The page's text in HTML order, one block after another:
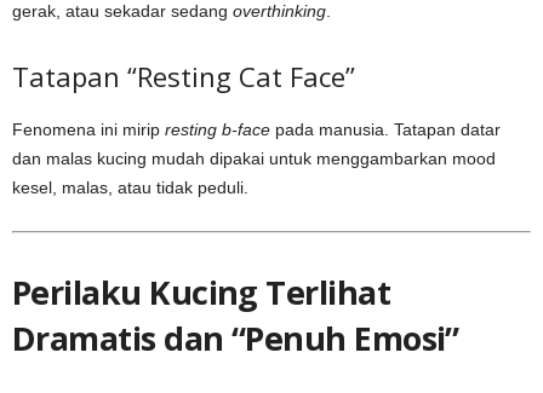
gerak, atau sekadar sedang overthinking.
Tatapan “Resting Cat Face”
Fenomena ini mirip resting b-face pada manusia. Tatapan datar
dan malas kucing mudah dipakai untuk menggambarkan mood
kesel, malas, atau tidak peduli.
Perilaku Kucing Terlihat
Dramatis dan “Penuh Emosi”